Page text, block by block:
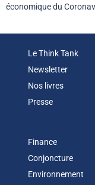
économique du
Le Think Tank
Newsletter
Nos livres
Presse
Finance
Conjoncture
Environnement